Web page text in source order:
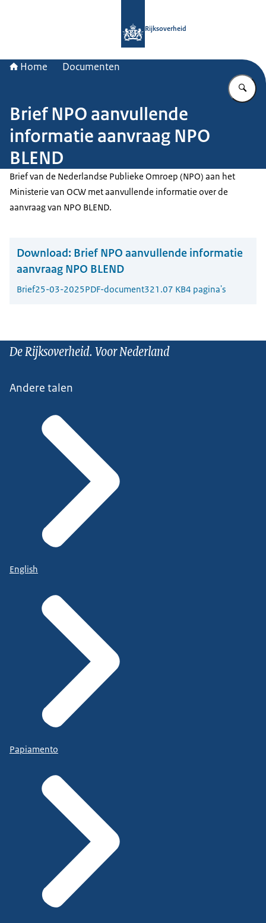
Rijksoverheid
Home Documenten
Brief NPO aanvullende
informatie aanvraag NPO
BLEND
Brief van de Nederlandse Publieke Omroep (NPO) aan het
Ministerie van OCW met aanvullende informatie over de
aanvraag van NPO BLEND.
Download: Brief NPO aanvullende informatie
aanvraag NPO BLEND
Brief25-03-2025PDF-document321.07 KB4 pagina's
De Rijksoverheid. Voor Nederland
Andere talen
English
Papiamento